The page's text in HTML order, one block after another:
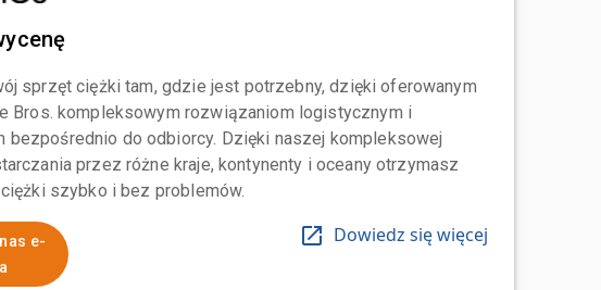
sprzęt ciężki tam, gdzie jest potrzebny, dzięki oferowanym
Bros. kompleksowym rozwiązaniom logistycznym i
bezpośrednio do odbiorcy. Dzięki naszej kompleksowej
przez różne kraje, kontynenty i oceany otrzymasz
szybko i bez problemów.
e-
Dowiedz się więcej